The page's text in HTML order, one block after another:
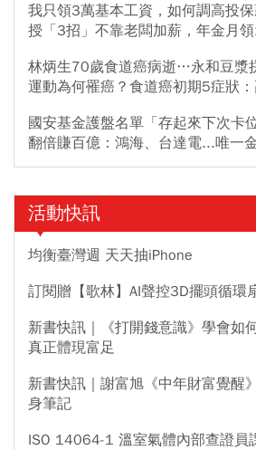
我只領3萬基本工資，如何調高投
授「3招」不靠老闆加薪，年金月
林炳生70歲食道癌病逝…永和豆漿
運動為何罹癌？食道癌初期5症狀
國安基金護盤名單「存起來下次卡
翻倍賺百億：鴻海、台達電...唯一
活動快訊
均衡臺灣週 天天抽iPhone
訂閱贈【歌林】AI聲控3D擺頭循環
新書快訊｜《打開錢意識》學會如
真正體現富足
新書快訊｜謝富旭《中年財富覺醒
身筆記
ISO 14064-1 溫室氣體內部查證員